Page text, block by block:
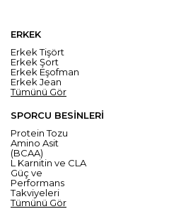
ERKEK
Erkek Tişört
Erkek Şort
Erkek Eşofman
Erkek Jean
Tümünü Gör
SPORCU BESİNLERİ
Protein Tozu
Amino Asit
(BCAA)
L Karnitin ve CLA
Güç ve
Performans
Takviyeleri
Tümünü Gör